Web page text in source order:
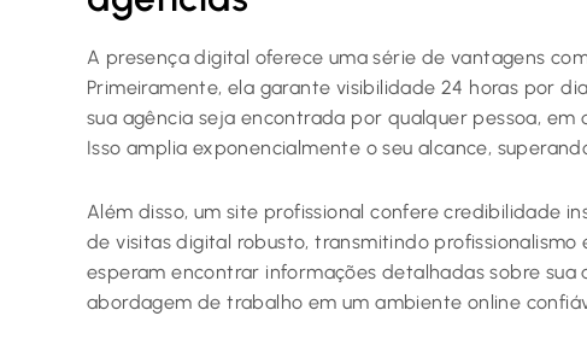
A presença digital oferece uma série de vantagens
Primeiramente, ela garante visibilidade 24 horas por
sua agência seja encontrada por qualquer pessoa, em
Isso amplia exponencialmente o seu alcance,
Além disso, um site profissional confere credibilidade
de visitas digital robusto, transmitindo
esperam encontrar informações detalhadas sobre sua
abordagem de trabalho em um ambiente online